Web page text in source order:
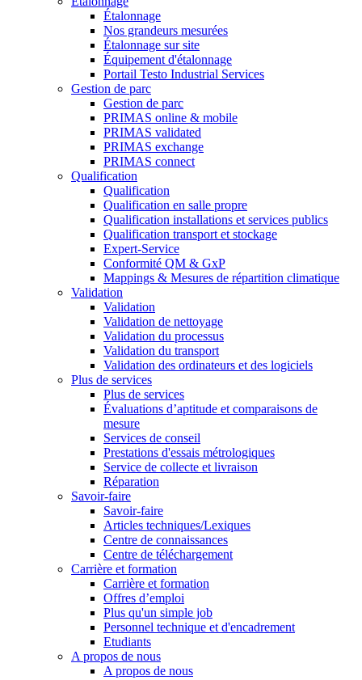
Étalonnage
Nos grandeurs mesurées
Étalonnage sur site
Équipement d'étalonnage
Portail Testo Industrial Services
Gestion de parc
Gestion de parc
PRIMAS online & mobile
PRIMAS validated
PRIMAS exchange
PRIMAS connect
Qualification
Qualification
Qualification en salle propre
Qualification installations et services publics
Qualification transport et stockage
Expert-Service
Conformité QM & GxP
Mappings & Mesures de répartition climatique
Validation
Validation
Validation de nettoyage
Validation du processus
Validation du transport
Validation des ordinateurs et des logiciels
Plus de services
Plus de services
Évaluations d’aptitude et comparaisons de
mesure
Services de conseil
Prestations d'essais métrologiques
Service de collecte et livraison
Réparation
Savoir-faire
Savoir-faire
Articles techniques/Lexiques
Centre de connaissances
Centre de téléchargement
Carrière et formation
Carrière et formation
Offres d’emploi
Plus qu'un simple job
Personnel technique et d'encadrement
Etudiants
A propos de nous
A propos de nous